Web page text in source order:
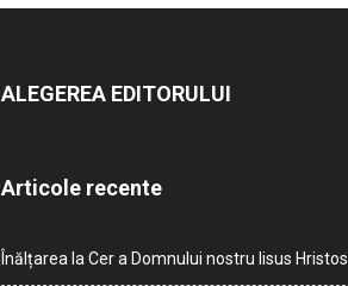
ALEGEREA EDITORULUI
Articole recente
Înălțarea la Cer a Domnului nostru Iisus Hristos